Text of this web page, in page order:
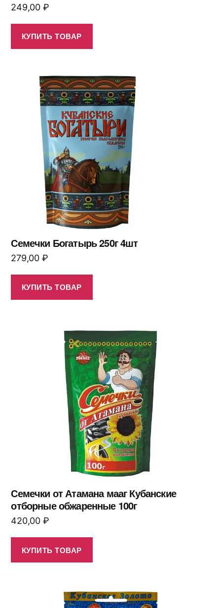
249,00 ₽
КУПИТЬ ТОВАР
Семечки Богатырь 250г 4шт
279,00 ₽
КУПИТЬ ТОВАР
Семечки от Атамана мааг Кубанские
отборные обжаренные 100г
420,00 ₽
КУПИТЬ ТОВАР